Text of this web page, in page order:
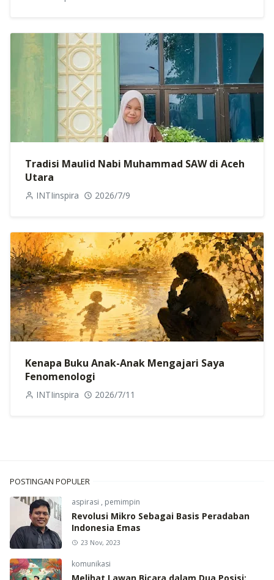
Tradisi Maulid Nabi Muhammad SAW di Aceh
Utara
INTIinspira 2026/7/9
Kenapa Buku Anak-Anak Mengajari Saya
Fenomenologi
INTIinspira 2026/7/11
POSTINGAN POPULER
aspirasi , pemimpin
Revolusi Mikro Sebagai Basis Peradaban
Indonesia Emas
23 Nov, 2023
komunikasi